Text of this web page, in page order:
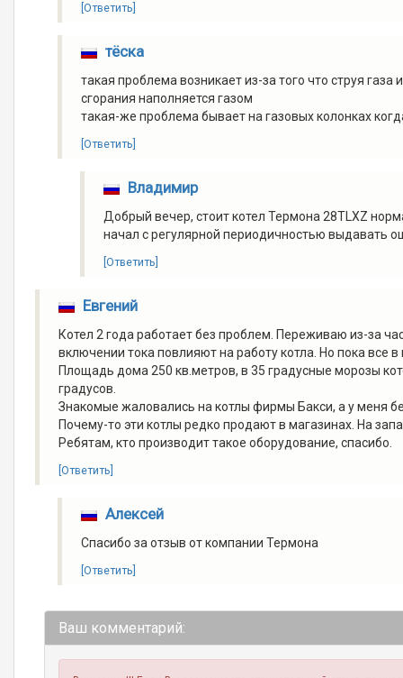
[Ответить]
тёска
такая проблема возникает из-за того что струя
сгорания наполняется газом
такая-же проблема бывает на газовых колонках
[Ответить]
Владимир
Добрый вечер, стоит котел Термона 28TLXZ
начал с регулярной периодичностью выдавать
[Ответить]
Евгений
Котел 2 года работает без проблем. Переживаю из-за
включении тока повлияют на работу котла. Но пока все
Площадь дома 250 кв.метров, в 35 градусные морозы
градусов.
Знакомые жаловались на котлы фирмы Бакси, а у меня
Почему-то эти котлы редко продают в магазинах. На
Ребятам, кто производит такое оборудование, спасибо.
[Ответить]
Алексей
Спасибо за отзыв от компании Термона
[Ответить]
Ваш комментарий: